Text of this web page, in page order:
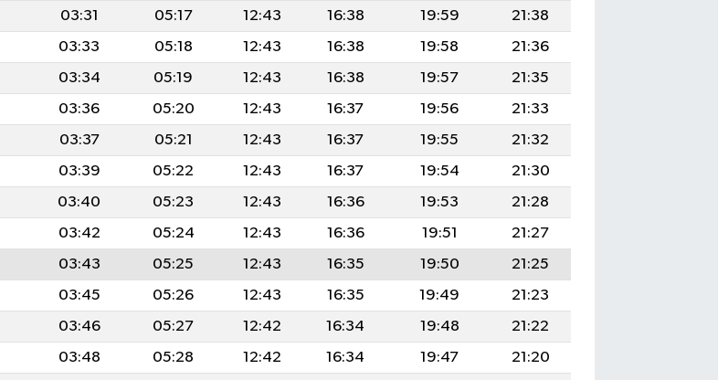
03:31 05:17 12:43 16:38 19:59
21:38
03:33 05:18 12:43 16:38 19:58
21:36
03:34 05:19 12:43 16:38 19:57
21:35
03:36 05:20 12:43 16:37 19:56
21:33
03:37 05:21 12:43 16:37 19:55
21:32
03:39 05:22 12:43 16:37 19:54
21:30
03:40 05:23 12:43 16:36 19:53
21:28
03:42 05:24 12:43 16:36 19:51
21:27
03:43 05:25 12:43 16:35 19:50
21:25
03:45 05:26 12:43 16:35 19:49
21:23
03:46 05:27 12:42 16:34 19:48
21:22
03:48 05:28 12:42 16:34 19:47
21:20